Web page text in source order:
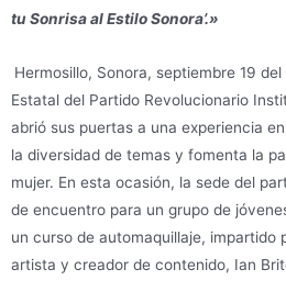
tu Sonrisa al Estilo Sonora’.»
Hermosillo, Sonora, septiembre 19
Estatal del Partido Revolucionario
abrió sus puertas a una experiencia
la diversidad de temas y fomenta la
mujer. En esta ocasión, la sede del
de encuentro para un grupo de
un curso de automaquillaje, impartido
artista y creador de contenido, Ian